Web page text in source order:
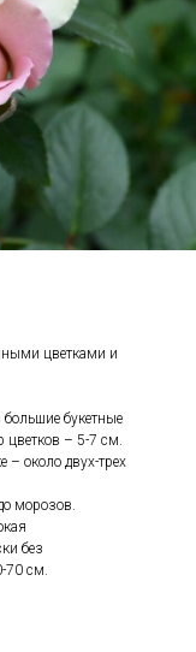
цветками и
букетные
цветков – 5-7 см.
– около двух-трех
морозов.
без
70 см.